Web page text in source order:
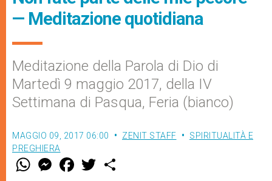
— Meditazione quotidiana
Meditazione della Parola di Dio di
Martedì 9 maggio 2017, della IV
Settimana di Pasqua, Feria (bianco)
MAGGIO 09, 2017 06:00 ZENIT STAFF
SPIRITUALITÀ E
PREGHIERA
W M
e
F
a w